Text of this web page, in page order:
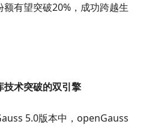
有望突破20%，成功跨越生
技术突破的双引擎
5.0版本中，openGauss